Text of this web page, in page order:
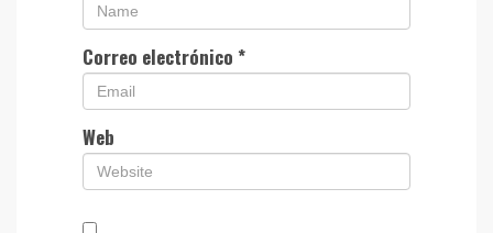
Correo electrónico *
Web